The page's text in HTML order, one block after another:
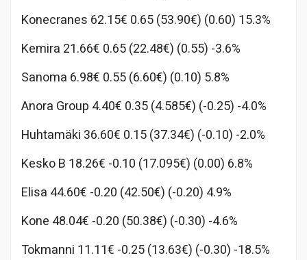
Konecranes 62.15€ 0.65 (53.90€) (0.60) 15.3%
Kemira 21.66€ 0.65 (22.48€) (0.55) -3.6%
Sanoma 6.98€ 0.55 (6.60€) (0.10) 5.8%
Anora Group 4.40€ 0.35 (4.585€) (-0.25) -4.0%
Huhtamäki 36.60€ 0.15 (37.34€) (-0.10) -2.0%
Kesko B 18.26€ -0.10 (17.095€) (0.00) 6.8%
Elisa 44.60€ -0.20 (42.50€) (-0.20) 4.9%
Kone 48.04€ -0.20 (50.38€) (-0.30) -4.6%
Tokmanni 11.11€ -0.25 (13.63€) (-0.30) -18.5%